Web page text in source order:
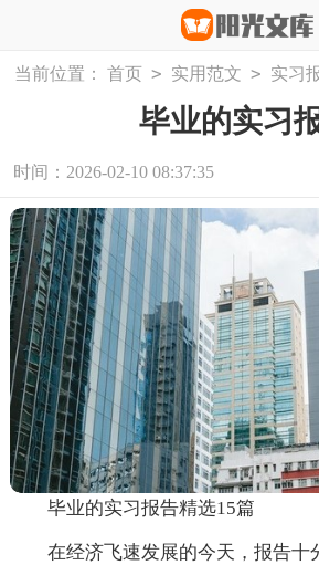
当前位置： 首页 > 实用范文 > 实习
毕业的实习
时间：2026-02-10 08:37:35
毕业的实习报告精选15篇
在经济飞速发展的今天，报告十